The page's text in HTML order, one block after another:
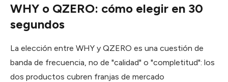
WHY o QZERO: cómo elegir en 30
segundos
La elección entre WHY y QZERO es una cuestión de
banda de frecuencia, no de "calidad" o "completitud": los
dos productos cubren franjas de mercado